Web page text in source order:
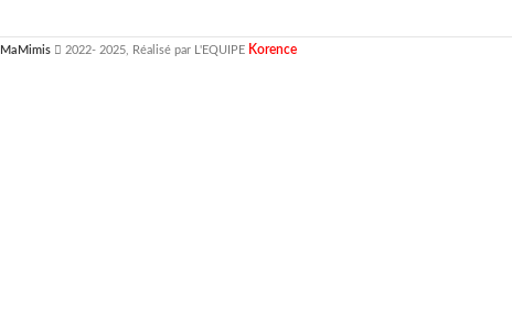
MaMimis 2022- 2025, Réalisé par L'EQUIPE Korence